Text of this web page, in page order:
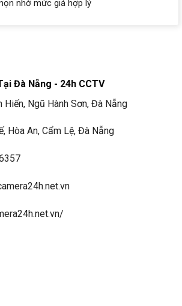
nhờ mức giá hợp lý
Đà Nẵng - 24h CCTV
Ngũ Hành Sơn, Đà Nẵng
Hòa An, Cẩm Lệ, Đà Nẵng